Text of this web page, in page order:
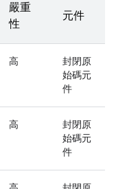
嚴重
性
元件
高
封閉原
始碼元
件
高
封閉原
始碼元
件